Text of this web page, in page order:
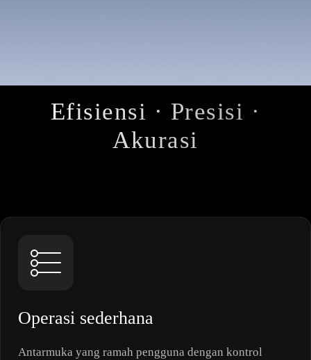
Efisiensi · Presisi ·
Akurasi
Operasi sederhana
Antarmuka yang ramah pengguna dengan kontrol